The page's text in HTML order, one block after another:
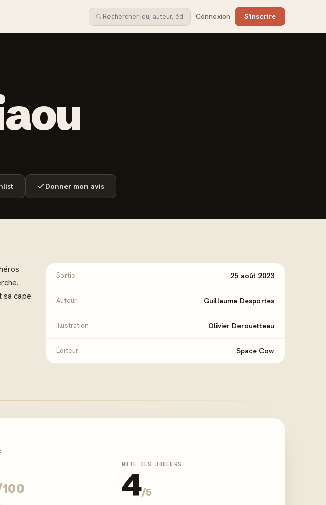
Connexion S'inscrire
Donner mon avis
sa cape
Sortie 25 août 2023
Auteur Guillaume Desportes
Illustration Olivier Derouetteau
Éditeur Space Cow
NOTE DES JOUEURS
4/5